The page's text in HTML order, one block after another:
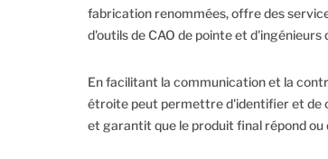
fabrication renommées, offre des
d'outils de CAO de pointe et d'ingénieurs
En facilitant la communication et la
étroite peut permettre d'identifier et de
et garantit que le produit final répond ou